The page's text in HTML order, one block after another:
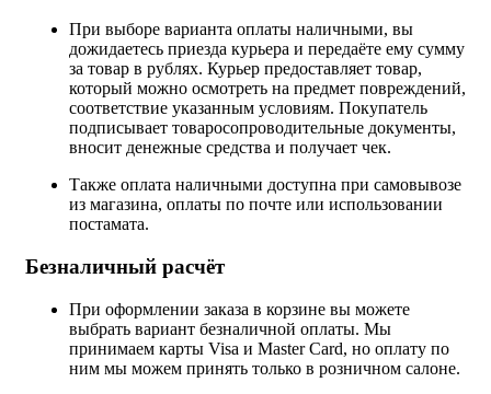
При выборе варианта оплаты наличными, вы
дожидаетесь приезда курьера и передаёте ему сумму
за товар в рублях. Курьер предоставляет товар,
который можно осмотреть на предмет повреждений,
соответствие указанным условиям. Покупатель
подписывает товаросопроводительные документы,
вносит денежные средства и получает чек.
Также оплата наличными доступна при самовывозе
из магазина, оплаты по почте или использовании
постамата.
Безналичный расчёт
При оформлении заказа в корзине вы можете
выбрать вариант безналичной оплаты. Мы
принимаем карты Visa и Master Card, но оплату по
ним мы можем принять только в розничном салоне.